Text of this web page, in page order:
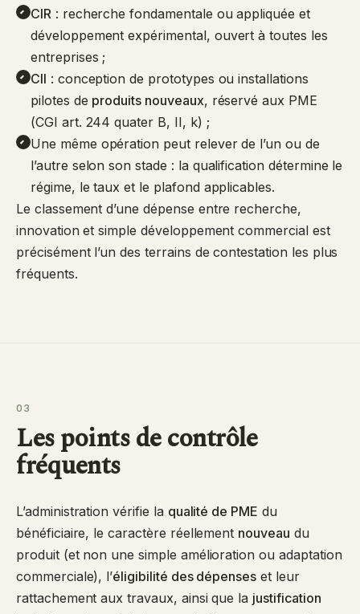
CIR: recherche fondamentale ou appliquée et
développement expérimental, ouvert à toutes les
entreprises ;
CII : conception de prototypes ou installations
pilotes de produits nouveaux, réservé aux PME
(CGI art. 244 quater B, II, k) ;
Une même opération peut relever de l’un ou de
l’autre selon son stade : la qualification détermine le
régime, le taux et le plafond applicables.
Le classement d’une dépense entre recherche,
innovation et simple développement commercial est
précisément l’un des terrains de contestation les plus
fréquents.
03
Les points de contrôle
fréquents
L’administration vérifie la qualité de PME du
bénéficiaire, le caractère réellement nouveau du
produit (et non une simple amélioration ou adaptation
commerciale), l’éligibilité des dépenses et leur
rattachement aux travaux, ainsi que la justification